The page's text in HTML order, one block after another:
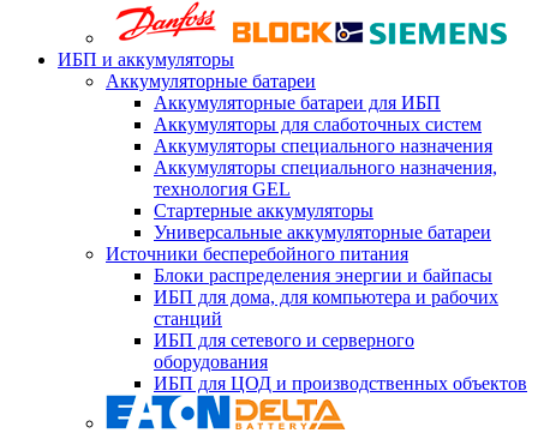
ИБП и аккумуляторы
Аккумуляторные батареи
Аккумуляторные батареи для ИБП
Аккумуляторы для слаботочных систем
Аккумуляторы специального назначения
Аккумуляторы специального назначения,
технология GEL
Стартерные аккумуляторы
Универсальные аккумуляторные батареи
Источники бесперебойного питания
Блоки распределения энергии и байпасы
ИБП для дома, для компьютера и рабочих
станций
ИБП для сетевого и серверного
оборудования
ИБП для ЦОД и производственных объектов